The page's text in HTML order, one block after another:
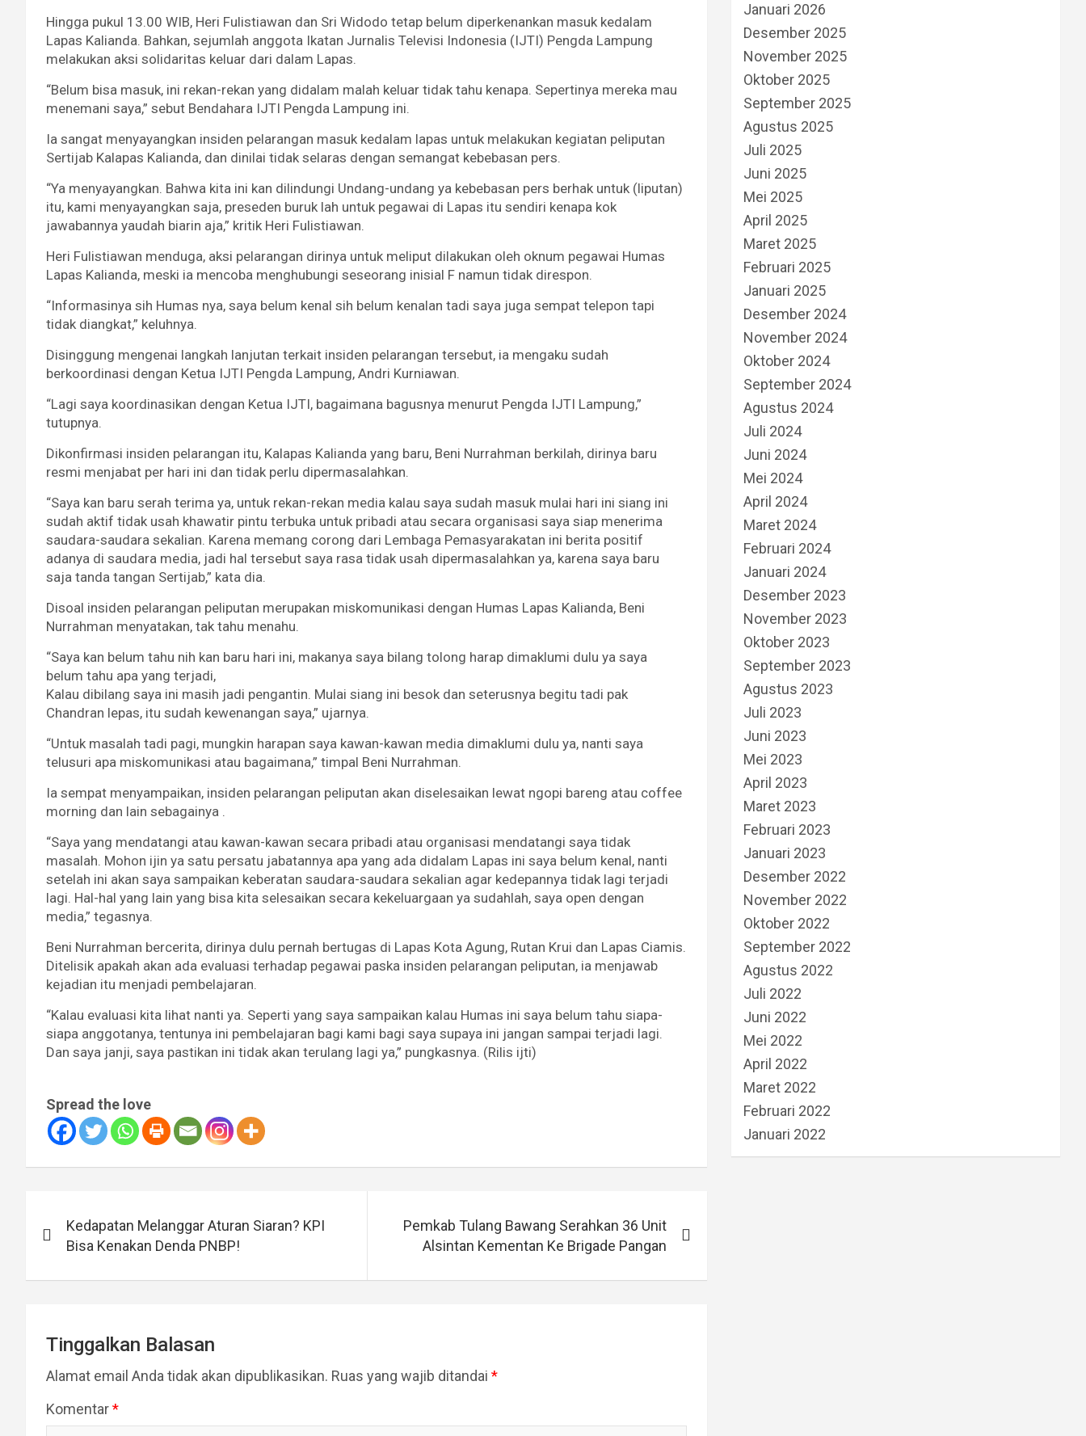
Hingga pukul 13.00 WIB, Heri Fulistiawan dan Sri Widodo tetap belum diperkenankan masuk kedalam
Lapas Kalianda. Bahkan, sejumlah anggota Ikatan Jurnalis Televisi Indonesia (IJTI) Pengda Lampung
melakukan aksi solidaritas keluar dari dalam Lapas.
“Belum bisa masuk, ini rekan-rekan yang didalam malah keluar tidak tahu kenapa. Sepertinya mereka mau
menemani saya,” sebut Bendahara IJTI Pengda Lampung ini.
Ia sangat menyayangkan insiden pelarangan masuk kedalam lapas untuk melakukan kegiatan peliputan
Sertijab Kalapas Kalianda, dan dinilai tidak selaras dengan semangat kebebasan pers.
“Ya menyayangkan. Bahwa kita ini kan dilindungi Undang-undang ya kebebasan pers berhak untuk (liputan)
itu, kami menyayangkan saja, preseden buruk lah untuk pegawai di Lapas itu sendiri kenapa kok
jawabannya yaudah biarin aja,” kritik Heri Fulistiawan.
Heri Fulistiawan menduga, aksi pelarangan dirinya untuk meliput dilakukan oleh oknum pegawai Humas
Lapas Kalianda, meski ia mencoba menghubungi seseorang inisial F namun tidak direspon.
“Informasinya sih Humas nya, saya belum kenal sih belum kenalan tadi saya juga sempat telepon tapi
tidak diangkat,” keluhnya.
Disinggung mengenai langkah lanjutan terkait insiden pelarangan tersebut, ia mengaku sudah
berkoordinasi dengan Ketua IJTI Pengda Lampung, Andri Kurniawan.
“Lagi saya koordinasikan dengan Ketua IJTI, bagaimana bagusnya menurut Pengda IJTI Lampung,”
tutupnya.
Dikonfirmasi insiden pelarangan itu, Kalapas Kalianda yang baru, Beni Nurrahman berkilah, dirinya baru
resmi menjabat per hari ini dan tidak perlu dipermasalahkan.
“Saya kan baru serah terima ya, untuk rekan-rekan media kalau saya sudah masuk mulai hari ini siang ini
sudah aktif tidak usah khawatir pintu terbuka untuk pribadi atau secara organisasi saya siap menerima
saudara-saudara sekalian. Karena memang corong dari Lembaga Pemasyarakatan ini berita positif
adanya di saudara media, jadi hal tersebut saya rasa tidak usah dipermasalahkan ya, karena saya baru
saja tanda tangan Sertijab,” kata dia.
Disoal insiden pelarangan peliputan merupakan miskomunikasi dengan Humas Lapas Kalianda, Beni
Nurrahman menyatakan, tak tahu menahu.
“Saya kan belum tahu nih kan baru hari ini, makanya saya bilang tolong harap dimaklumi dulu ya saya
belum tahu apa yang terjadi,
Kalau dibilang saya ini masih jadi pengantin. Mulai siang ini besok dan seterusnya begitu tadi pak
Chandran lepas, itu sudah kewenangan saya,” ujarnya.
“Untuk masalah tadi pagi, mungkin harapan saya kawan-kawan media dimaklumi dulu ya, nanti saya
telusuri apa miskomunikasi atau bagaimana,” timpal Beni Nurrahman.
Ia sempat menyampaikan, insiden pelarangan peliputan akan diselesaikan lewat ngopi bareng atau coffee
morning dan lain sebagainya .
“Saya yang mendatangi atau kawan-kawan secara pribadi atau organisasi mendatangi saya tidak
masalah. Mohon ijin ya satu persatu jabatannya apa yang ada didalam Lapas ini saya belum kenal, nanti
setelah ini akan saya sampaikan keberatan saudara-saudara sekalian agar kedepannya tidak lagi terjadi
lagi. Hal-hal yang lain yang bisa kita selesaikan secara kekeluargaan ya sudahlah, saya open dengan
media,” tegasnya.
Beni Nurrahman bercerita, dirinya dulu pernah bertugas di Lapas Kota Agung, Rutan Krui dan Lapas Ciamis.
Ditelisik apakah akan ada evaluasi terhadap pegawai paska insiden pelarangan peliputan, ia menjawab
kejadian itu menjadi pembelajaran.
“Kalau evaluasi kita lihat nanti ya. Seperti yang saya sampaikan kalau Humas ini saya belum tahu siapa-
siapa anggotanya, tentunya ini pembelajaran bagi kami bagi saya supaya ini jangan sampai terjadi lagi.
Dan saya janji, saya pastikan ini tidak akan terulang lagi ya,” pungkasnya. (Rilis ijti)
Spread the love
pos
Kedapatan Melanggar Aturan Siaran? KPI
Bisa Kenakan Denda PNBP!
Pemkab Tulang Bawang Serahkan 36 Unit
Alsintan Kementan Ke Brigade Pangan
Tinggalkan Balasan
Alamat email Anda tidak akan dipublikasikan. Ruas yang wajib ditandai *
Komentar*
Januari 2026
Desember 2025
November 2025
Oktober 2025
September 2025
Agustus 2025
Juli 2025
Juni 2025
Mei 2025
April 2025
Maret 2025
Februari 2025
Januari 2025
Desember 2024
November 2024
Oktober 2024
September 2024
Agustus 2024
Juli 2024
Juni 2024
Mei 2024
April 2024
Maret 2024
Februari 2024
Januari 2024
Desember 2023
November 2023
Oktober 2023
September 2023
Agustus 2023
Juli 2023
Juni 2023
Mei 2023
April 2023
Maret 2023
Februari 2023
Januari 2023
Desember 2022
November 2022
Oktober 2022
September 2022
Agustus 2022
Juli 2022
Juni 2022
Mei 2022
April 2022
Maret 2022
Februari 2022
Januari 2022